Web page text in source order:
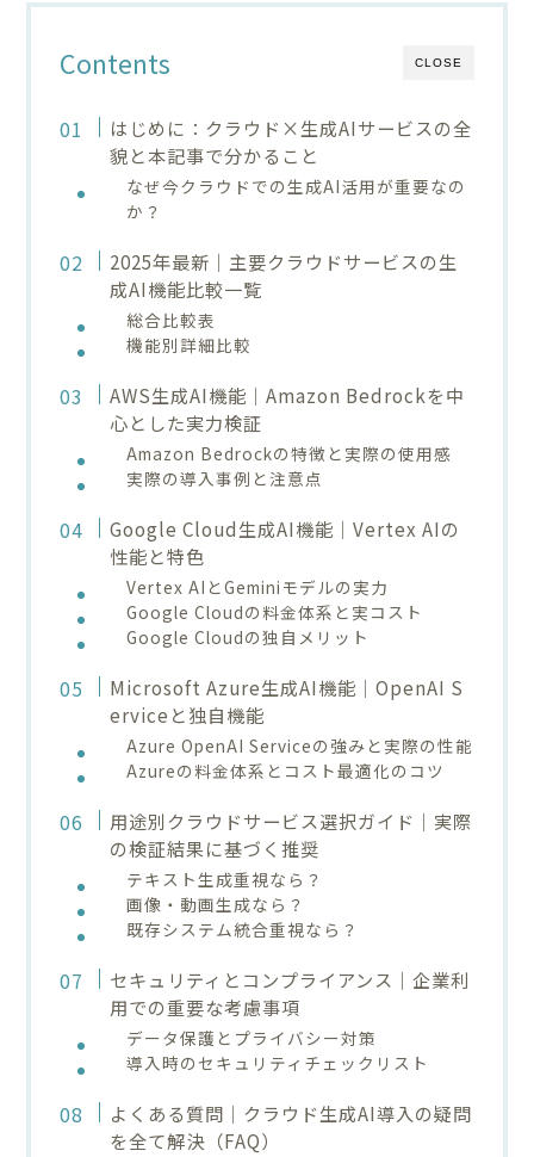
CLOSE
Contents
はじめに：クラウド×生成AIサービスの全
貌と本記事で分かること
なぜ今クラウドでの生成AI活用が重要なの
か？
2025年最新｜主要クラウドサービスの生
成AI機能比較一覧
総合比較表
機能別詳細比較
AWS生成AI機能｜Amazon Bedrockを中
心とした実力検証
Amazon Bedrockの特徴と実際の使用感
実際の導入事例と注意点
Google Cloud生成AI機能｜Vertex AIの
性能と特色
Vertex AIとGeminiモデルの実力
Google Cloudの料金体系と実コスト
Google Cloudの独自メリット
Microsoft Azure生成AI機能｜OpenAI S
erviceと独自機能
Azure OpenAI Serviceの強みと実際の性能
Azureの料金体系とコスト最適化のコツ
用途別クラウドサービス選択ガイド｜実際
の検証結果に基づく推奨
テキスト生成重視なら？
画像・動画生成なら？
既存システム統合重視なら？
セキュリティとコンプライアンス｜企業利
用での重要な考慮事項
データ保護とプライバシー対策
導入時のセキュリティチェックリスト
よくある質問｜クラウド生成AI導入の疑問
を全て解決（FAQ）